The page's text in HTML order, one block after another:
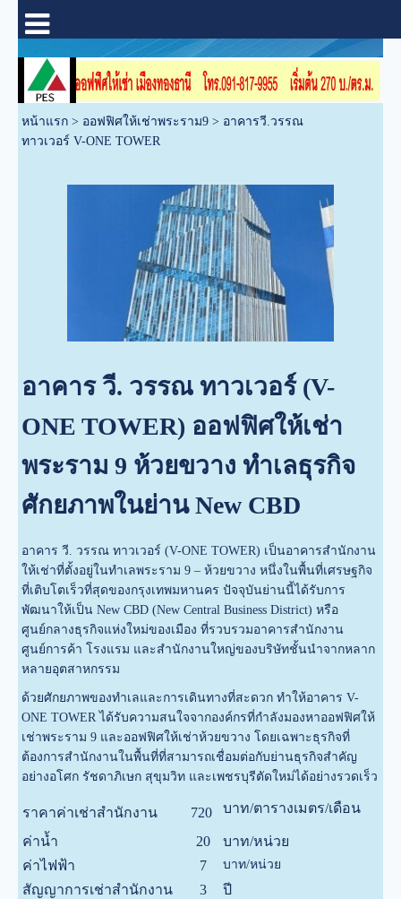
หน้าแรก > ออฟฟิศให้เช่าพระราม9 > อาคารวี.วรรณ
ทาวเวอร์ V-ONE TOWER
อาคาร วี. วรรณ ทาวเวอร์ (V-
ONE TOWER) ออฟฟิศให้เช่า
พระราม 9 ห้วยขวาง ทำเลธุรกิจ
ศักยภาพในย่าน New CBD
อาคาร วี. วรรณ ทาวเวอร์ (V-ONE TOWER) เป็นอาคารสำนักงาน
ให้เช่าที่ตั้งอยู่ในทำเลพระราม 9 – ห้วยขวาง หนึ่งในพื้นที่เศรษฐกิจ
ที่เติบโตเร็วที่สุดของกรุงเทพมหานคร ปัจจุบันย่านนี้ได้รับการ
พัฒนาให้เป็น New CBD (New Central Business District) หรือ
ศูนย์กลางธุรกิจแห่งใหม่ของเมือง ที่รวบรวมอาคารสำนักงาน
ศูนย์การค้า โรงแรม และสำนักงานใหญ่ของบริษัทชั้นนำจากหลาก
หลายอุตสาหกรรม
ด้วยศักยภาพของทำเลและการเดินทางที่สะดวก ทำให้อาคาร V-
ONE TOWER ได้รับความสนใจจากองค์กรที่กำลังมองหาออฟฟิศให้
เช่าพระราม 9 และออฟฟิศให้เช่าห้วยขวาง โดยเฉพาะธุรกิจที่
ต้องการสำนักงานในพื้นที่ที่สามารถเชื่อมต่อกับย่านธุรกิจสำคัญ
อย่างอโศก รัชดาภิเษก สุขุมวิท และเพชรบุรีตัดใหม่ได้อย่างรวดเร็ว
ราคาค่าเช่าสำนักงาน 720 บาท/ตารางเมตร/เดือน
ค่าน้ำ 20
บาท/หน่วย
ค่าไฟฟ้า
7 บาท/หน่วย
สัญญาการเช่าสำนักงาน 3
ปี